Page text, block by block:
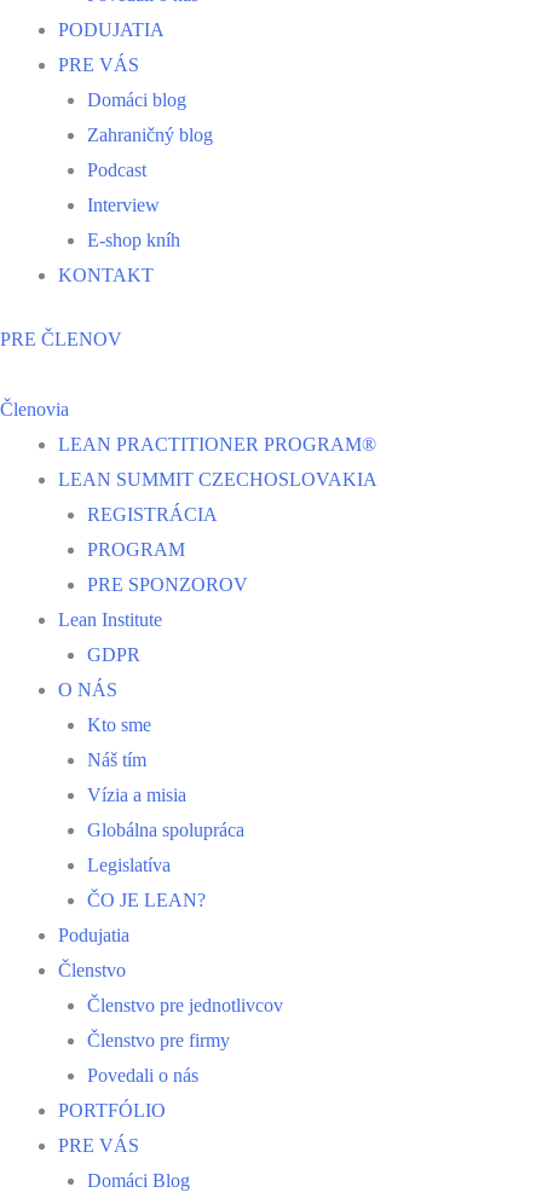
PODUJATIA
PRE VÁS
Domáci blog
Zahraničný blog
Podcast
Interview
E-shop kníh
KONTAKT
PRE ČLENOV
Členovia
LEAN PRACTITIONER PROGRAM®
LEAN SUMMIT CZECHOSLOVAKIA
REGISTRÁCIA
PROGRAM
PRE SPONZOROV
Lean Institute
GDPR
O NÁS
Kto sme
Náš tím
Vízia a misia
Globálna spolupráca
Legislatíva
ČO JE LEAN?
Podujatia
Členstvo
Členstvo pre jednotlivcov
Členstvo pre firmy
Povedali o nás
PORTFÓLIO
PRE VÁS
Domáci Blog